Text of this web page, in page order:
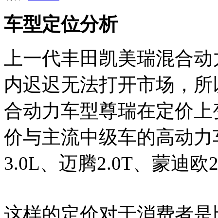
车型定位分析
上一代丰田凯美瑞混合
内迟迟无法打开市场，
合动力车型尊瑞在定价
价与主流中级车的高动
3.0L、迈腾2.0T、蒙迪欧